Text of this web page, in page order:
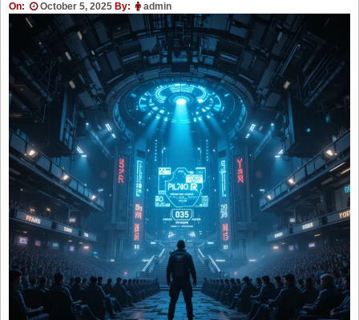
On: October 5, 2025 By: admin